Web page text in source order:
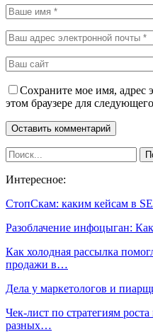
Сохраните мое имя, адрес
этом браузере для
Интересное:
СтопСкам: каким кейсам в
Разоблачение инфоцыган:
Как холодная рассылка
продажи в…
Дела у маркетологов и
Чек-лист по стратегиям
разных…